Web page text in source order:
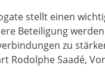
stellt einen
Beteiligung
zu
Rodolphe Saadé,